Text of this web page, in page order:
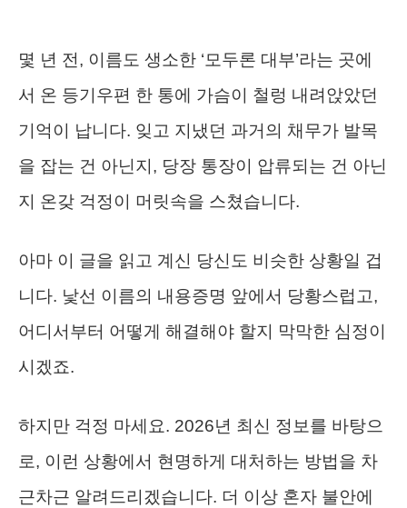
몇 년 전, 이름도 생소한 ‘모두론 대부’라는 곳에
서 온 등기우편 한 통에 가슴이 철렁 내려앉았던
기억이 납니다. 잊고 지냈던 과거의 채무가 발목
을 잡는 건 아닌지, 당장 통장이 압류되는 건 아닌
지 온갖 걱정이 머릿속을 스쳤습니다.
아마 이 글을 읽고 계신 당신도 비슷한 상황일 겁
니다. 낯선 이름의 내용증명 앞에서 당황스럽고,
어디서부터 어떻게 해결해야 할지 막막한 심정이
시겠죠.
하지만 걱정 마세요. 2026년 최신 정보를 바탕으
로, 이런 상황에서 현명하게 대처하는 방법을 차
근차근 알려드리겠습니다. 더 이상 혼자 불안에